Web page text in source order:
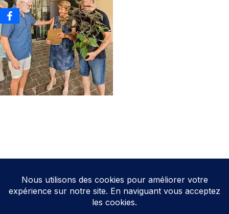
Neve| Propulsé parWordPress
Direction de la publication: Cathy HOAREAU